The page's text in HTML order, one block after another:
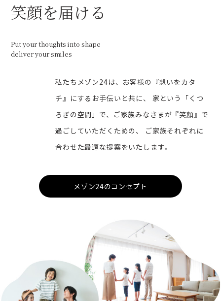
笑顔を届ける
Put your thoughts into shape
deliver your smiles
私たちメゾン24は、お客様の『想いをカタ
チ』にするお手伝いと共に、 家という「くつ
ろぎの空間」で、ご家族みなさまが『笑顔』で
過ごしていただくための、 ご家族それぞれに
合わせた最適な提案をいたします。
メゾン24のコンセプト